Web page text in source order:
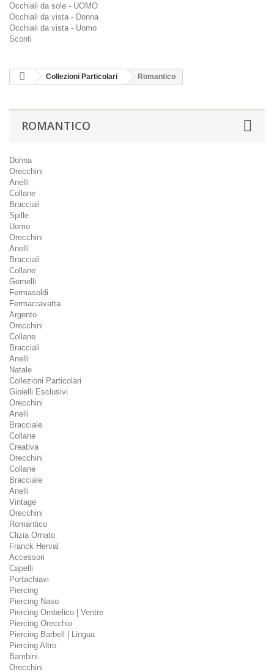
Occhiali da sole - UOMO
Occhiali da vista - Donna
Occhiali da vista - Uomo
Sconti
Collezioni Particolari Romantico
ROMANTICO
Donna
Orecchini
Anelli
Collane
Bracciali
Spille
Uomo
Orecchini
Anelli
Bracciali
Collane
Gemelli
Fermasoldi
Fermacravatta
Argento
Orecchini
Collane
Bracciali
Anelli
Natale
Collezioni Particolari
Gioielli Esclusivi
Orecchini
Anelli
Bracciale
Collane
Creativa
Orecchini
Collane
Bracciale
Anelli
Vintage
Orecchini
Romantico
Clizia Ornato
Franck Herval
Accessori
Capelli
Portachiavi
Piercing
Piercing Naso
Piercing Ombelico | Ventre
Piercing Orecchio
Piercing Barbell | Lingua
Piercing Altro
Bambini
Orecchini